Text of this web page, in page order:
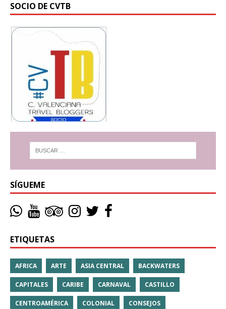
SOCIO DE CVTB
SÍGUEME
ETIQUETAS
AFRICA ARTE ASIA CENTRAL BACKWATERS
CAPITALES CARIBE CARNAVAL CASTILLO
CENTROAMÉRICA COLONIAL CONSEJOS